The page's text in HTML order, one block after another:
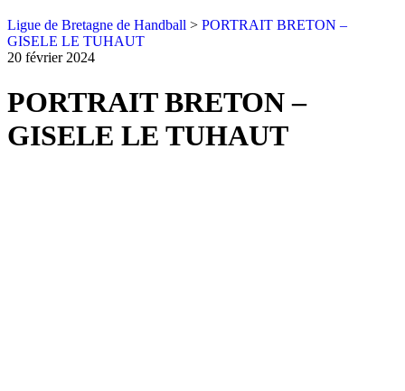
Ligue de Bretagne de Handball > PORTRAIT BRETON –
GISELE LE TUHAUT
20 février 2024
PORTRAIT BRETON –
GISELE LE TUHAUT